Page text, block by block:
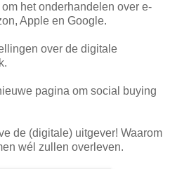
het onderhandelen over e-
Apple en Google.
over de digitale
pagina om social buying
de (digitale) uitgever! Waarom
wél zullen overleven.